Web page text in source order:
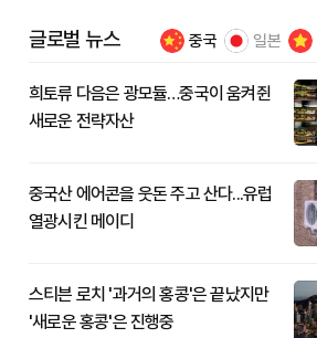
글로벌 뉴스 중국 일본
희토류 다음은 광모듈…중국이 움켜쥔
새로운 전략자산
중국산 에어콘을 웃돈 주고 산다...유럽
열광시킨 메이디
스티븐 로치 '과거의 홍콩'은 끝났지만
'새로운 홍콩'은 진행중